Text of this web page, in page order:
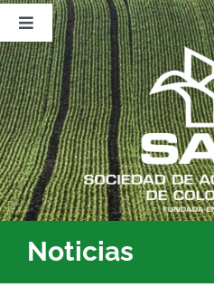
Saltar
contenido
Toggle
Navigation
Nosotros
Publicaciones
Sala de Prensa
Eventos
Noticias